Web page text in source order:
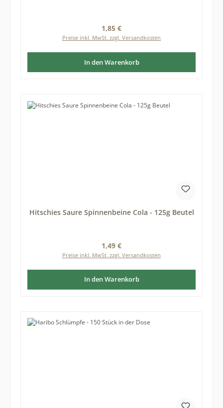
Regulärer Preis:
1,85 €
Preise inkl. MwSt. zzgl. Versandkosten
In den Warenkorb
Hitschies Saure Spinnenbeine Cola - 125g Beutel
Regulärer Preis:
1,49 €
Preise inkl. MwSt. zzgl. Versandkosten
In den Warenkorb